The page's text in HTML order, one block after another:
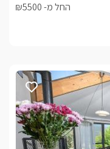
החל מ- ₪5500